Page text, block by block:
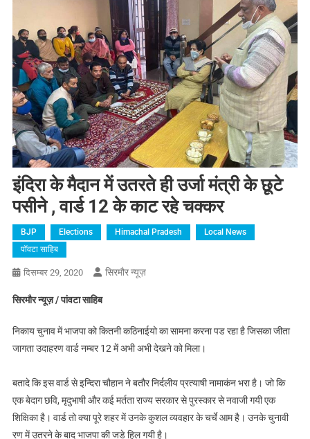
इंदिरा के मैदान में उतरते ही उर्जा मंत्री के छूटे
पसीने , वार्ड 12 के काट रहे चक्कर
BJP Elections Himachal Pradesh
Local News
पॉवटा साहिब
दिसम्बर 29, 2020 सिरमौर न्यूज़
सिरमौर न्यूज़ / पांवटा साहिब
निकाय चुनाव में भाजपा को कितनी कठिनाईयो का सामना करना पड रहा है जिसका जीता
जागता उदाहरण वार्ड नम्बर 12 में अभी अभी देखने को मिला।
बतादे कि इस वार्ड से इन्दिरा चौहान ने बतौर निर्दलीय प्रत्याषी नामाकंन भरा है। जो कि
एक बेदाग छवि, मृदुभाषी और कई मर्तता राज्य सरकार से पुरस्कार से नवाजी गयी एक
शिक्षिका है। वार्ड तो क्या पूरे शहर में उनके कुशल व्यवहार के चर्चे आम है। उनके चुनावी
रण में उतरने के बाद भाजपा की जडे हिल गयी है।